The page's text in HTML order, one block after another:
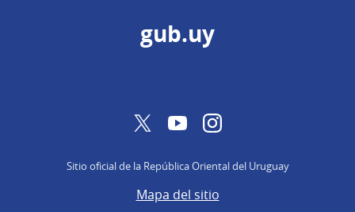
gub.uy
TwitterYouTubeInstagram
Sitio oficial de la República Oriental del Uruguay
Mapa del sitio